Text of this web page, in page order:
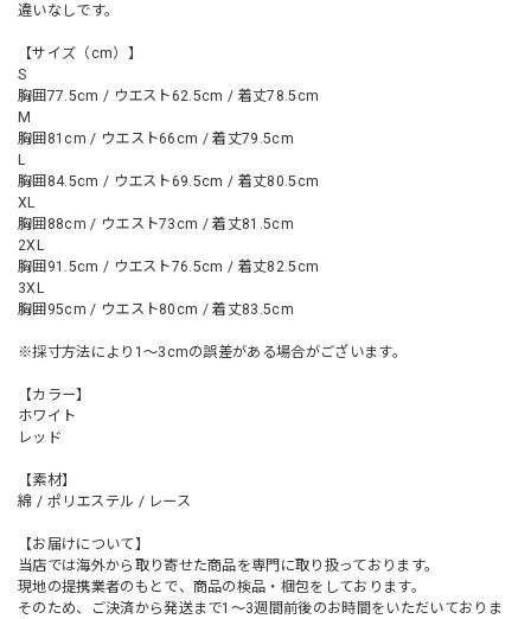
違いなしです。
【サイズ（cm）】
S
胸囲77.5cm / ウエスト62.5cm / 着丈78.5cm
M
胸囲81cm / ウエスト66cm / 着丈79.5cm
L
胸囲84.5cm / ウエスト69.5cm / 着丈80.5cm
XL
胸囲88cm / ウエスト73cm / 着丈81.5cm
2XL
胸囲91.5cm / ウエスト76.5cm / 着丈82.5cm
3XL
胸囲95cm / ウエスト80cm / 着丈83.5cm
※採寸方法により1～3cmの誤差がある場合がございます。
【カラー】
ホワイト
レッド
【素材】
綿 / ポリエステル / レース
【お届けについて】
当店では海外から取り寄せた商品を専門に取り扱っております。
現地の提携業者のもとで、商品の検品・梱包をしております。
そのため、ご決済から発送まで1～3週間前後のお時間をいただいておりま